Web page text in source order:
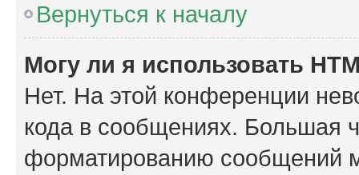
Вернуться к началу
Могу ли я использовать
Нет. На этой конференции
кода в сообщениях. Большая
форматированию сообщений